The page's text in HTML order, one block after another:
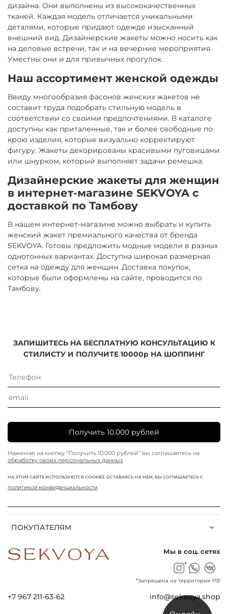
дизайна. Они выполнены из высококачественных
тканей. Каждая модель отличается уникальными
деталями, которые придают одежде изысканный
внешний вид. Дизайнерские жакеты можно носить как
на деловые встречи, так и на вечерние мероприятия.
Уместны они и для привычных прогулок.
Наш ассортимент женской одежды
Ввиду многообразия фасонов женских жакетов не
составит труда подобрать стильную модель в
соответствии со своими предпочтениями. В каталоге
доступны как приталенные, так и более свободные по
крою изделия, которые визуально корректируют
фигуру. Жакеты декорированы красивыми пуговицами
или шнурком, который выполняет задачи ремешка.
Дизайнерские жакеты для женщин
в интернет-магазине SEKVOYA с
доставкой по Тамбову
В нашем интернет-магазине можно выбрать и купить
женский жакет премиального качества от бренда
SEKVOYA. Готовы предложить модные модели в разных
однотонных вариантах. Доступна широкая размерная
сетка на одежду для женщин. Доставка покупок,
которые были оформлены на сайте, проводится по
Тамбову.
ПОКУПАТЕЛЯМ
ЗАПИШИТЕСЬ НА БЕСПЛАТНУЮ КОНСУЛЬТАЦИЮ К
СТИЛИСТУ И ПОЛУЧИТЕ 10000р НА ШОППИНГ
Получить 10.000 рублей
Нажимая на кнопку “Получить 10.000 рублей” вы соглашаетесь на
обработку своих персональных данных
НА ЭТОМ САЙТЕ ИСПОЛЬЗУЮТСЯ COOKIES. ОСТАВАЯСЬ НА НЕМ, ВЫ СОГЛАШАЕТЕСЬ С
ПОЛИТИКОЙ КОНФИДЕНЦИАЛЬНОСТИ
+7 967 211-63-62 info@sekvoya.shop
Мы в соц. сетях
*
*Запрещена на территории РФ